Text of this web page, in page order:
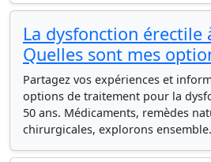
La dysfonction érectile
Quelles sont mes
Partagez vos expériences et
options de traitement pour la
50 ans. Médicaments, remèdes
chirurgicales, explorons ensemble.